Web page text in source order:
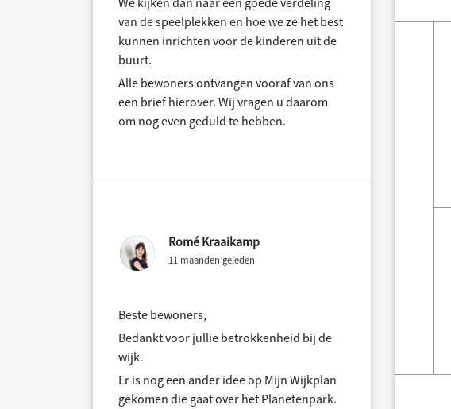
van de speelplekken en hoe we ze het best
kunnen inrichten voor de kinderen uit de
buurt.
Alle bewoners ontvangen vooraf van ons
een brief hierover. Wij vragen u daarom
om nog even geduld te hebben.
Romé Kraaikamp
11 maanden geleden
Beste bewoners,
Bedankt voor jullie betrokkenheid bij de
wijk.
Er is nog een ander idee op Mijn Wijkplan
gekomen die gaat over het Planetenpark.